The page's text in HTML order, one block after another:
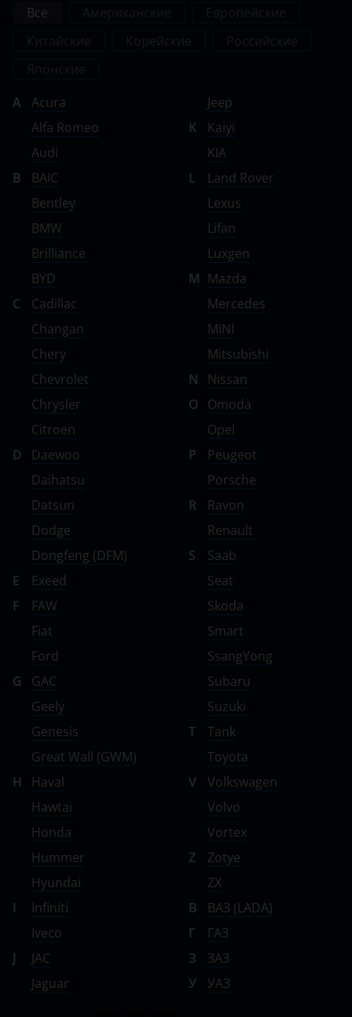
Seat
SsangYong
Subaru
Suzuki
Tank
Toyota
Volkswagen
Volvo
Vortex
Zotye
ZX
ВАЗ (LADA)
ГАЗ
ЗАЗ
ТагАЗ
Все
A
Acura
Alfa Romeo
Audi
B
BAIC
Bentley
BMW
Brilliance
BYD
C
Cadillac
Changan
Chery
Chevrolet
Chrysler
Citroen
D
Daewoo
Daihatsu
Datsun
Dodge
Dongfeng (DFM)
E
Exeed
F
FAW
Fiat
Ford
G
GAC
Geely
Genesis
Great Wall (GWM)
H
Haval
Hawtai
Honda
Hummer
Hyundai
I
Infiniti
Iveco
J
JAC
Jaguar
Jeep
K
Kaiyi
KIA
L
Land Rover
Lexus
Lifan
Luxgen
M Mazda
Mercedes
MINI
Mitsubishi
N
Nissan
O
Omoda
Opel
P
Peugeot
Porsche
R
Ravon
Renault
S
Saab
Seat
Skoda
Smart
SsangYong
Subaru
Suzuki
T
Tank
Toyota
V
Volkswagen
Volvo
Vortex
Z
Zotye
ZX
В
ВАЗ (LADA)
Г
ГАЗ
З
ЗАЗ
У
УАЗ